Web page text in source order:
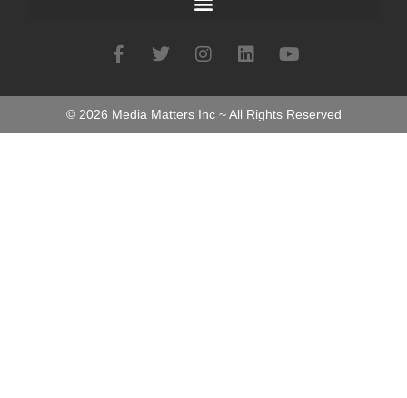
© 2026 Media Matters Inc ~ All Rights Reserved